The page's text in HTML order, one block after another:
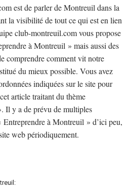
est de parler de Montreuil dans la
la visibilité de tout ce qui est en lien
club-montreuil.com vous propose
à Montreuil » mais aussi des
comprendre comment vit notre
du mieux possible. Vous avez
indiquées sur le site pour
article traitant du thème
Il y a de prévu de multiples
Entreprendre à Montreuil » d’ici peu,
web périodiquement.